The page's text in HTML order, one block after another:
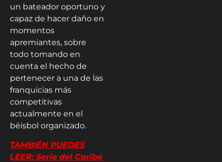
un bateador oportuno y
capaz de hacer daño en
momentos
apremiantes, sobre
todo tomando en
cuenta el hecho de
pertenecer a una de las
franquicias más
competitivas
actualmente en el
béisbol organizado.
TAMBIÉN PUEDES
LEER: Serie del Caribe